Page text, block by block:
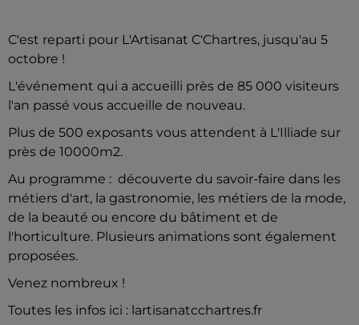
C'est reparti pour L'Artisanat C'Chartres, jusqu'au 5
octobre !
L'événement qui a accueilli près de 85 000 visiteurs
l'an passé vous accueille de nouveau.
Plus de 500 exposants vous attendent à L'Illiade sur
près de 10000m2.
Au programme : découverte du savoir-faire dans les
métiers d'art, la gastronomie, les métiers de la mode,
de la beauté ou encore du bâtiment et de
l'horticulture. Plusieurs animations sont également
proposées.
Venez nombreux !
Toutes les infos ici : lartisanatcchartres.fr